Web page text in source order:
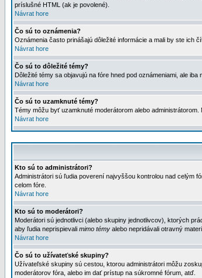
príslušné HTML (ak je povolené).
Návrat hore
Čo sú to oznámenia?
Oznámenia často prinášajú dôležité informácie a mali by ste ich
Návrat hore
Čo sú to dôležité témy?
Dôležité témy sa objavujú na fóre hned pod oznámeniami, ale
Návrat hore
Čo sú to uzamknuté témy?
Témy môžu byť uzamknuté moderátorom alebo
Návrat hore
Kto sú to administrátori?
Administrátori sú ľudia poverení najvyššou kontrolou nad celým
celom fóre.
Návrat hore
Kto sú to moderátori?
Moderátori sú jednotlivci (alebo skupiny jednotlivcov), ktorých
aby ľudia neprispievali mimo témy alebo nepridávali otravný
Návrat hore
Čo sú to užívateťské skupiny?
Užívateľské skupiny sú cestou, ktorou administrátori môžu
moderátorov fóra, alebo im dať prístup na súkromné fórum, atď.